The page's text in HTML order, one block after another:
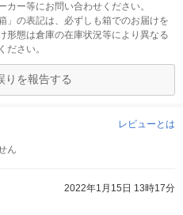
ー等にお問い合わせください。
」の表記は、必ずしも箱でのお届けを
形態は倉庫の在庫状況等により異なる
ださい。
りを報告する
レビューとは
ん
2022年1月15日 13時17分